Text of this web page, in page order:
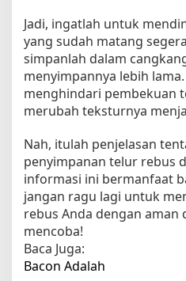
Jadi, ingatlah untuk
yang sudah matang
simpanlah dalam
menyimpannya lebih
menghindari pembekuan
merubah teksturnya
Nah, itulah penjelasan
penyimpanan telur rebus
informasi ini bermanfaat
jangan ragu lagi untuk
rebus Anda dengan aman
mencoba!
Baca Juga:
Bacon Adalah